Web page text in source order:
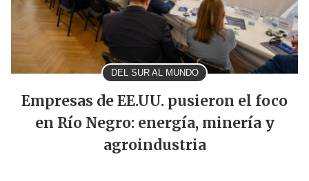
DEL SUR AL MUNDO
Empresas de EE.UU. pusieron el foco
en Río Negro: energía, minería y
agroindustria